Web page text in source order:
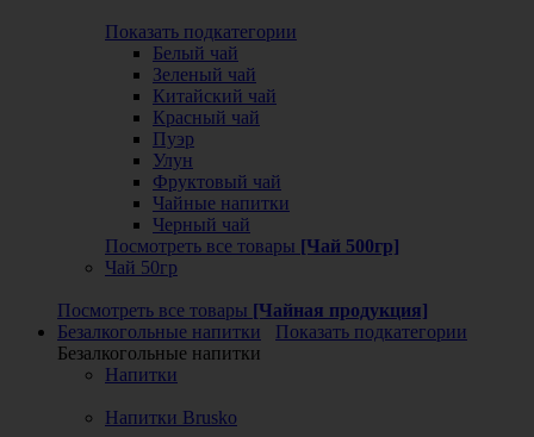
Показать подкатегории
Белый чай
Зеленый чай
Китайский чай
Красный чай
Пуэр
Улун
Фруктовый чай
Чайные напитки
Черный чай
Посмотреть все товары [Чай 500гр]
Чай 50гр
Посмотреть все товары [Чайная продукция]
Безалкогольные напитки
Показать подкатегории
Безалкогольные напитки
Напитки
Напитки Brusko